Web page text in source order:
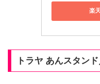
楽
トラヤ あんスタン